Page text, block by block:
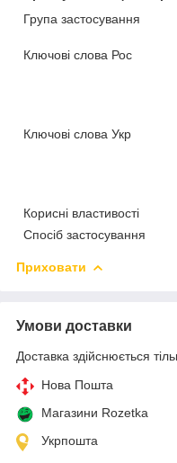
Група застосування
Ключові слова Рос
Ключові слова Укр
Корисні властивості
Спосіб застосування
Приховати
Умови доставки
Доставка здійснюється
Нова Пошта
Магазини Rozetka
Укрпошта